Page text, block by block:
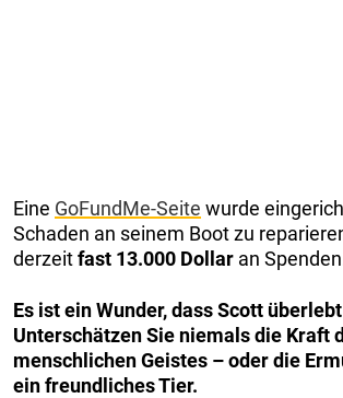
Eine GoFundMe-Seite wurde
Schaden an seinem Boot zu
derzeitfast 13.000 Dollar an
Es ist ein Wunder, dass Scott
Unterschätzen Sie niemals die Kraft
menschlichen Geistes – oder die
ein freundliches Tier.